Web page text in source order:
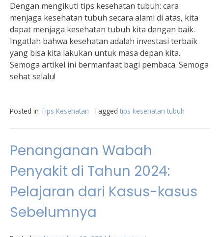
Dengan mengikuti tips kesehatan tubuh: cara
menjaga kesehatan tubuh secara alami di atas, kita
dapat menjaga kesehatan tubuh kita dengan baik.
Ingatlah bahwa kesehatan adalah investasi terbaik
yang bisa kita lakukan untuk masa depan kita.
Semoga artikel ini bermanfaat bagi pembaca. Semoga
sehat selalu!
Posted in Tips Kesehatan Tagged tips kesehatan tubuh
Penanganan Wabah
Penyakit di Tahun 2024:
Pelajaran dari Kasus-kasus
Sebelumnya